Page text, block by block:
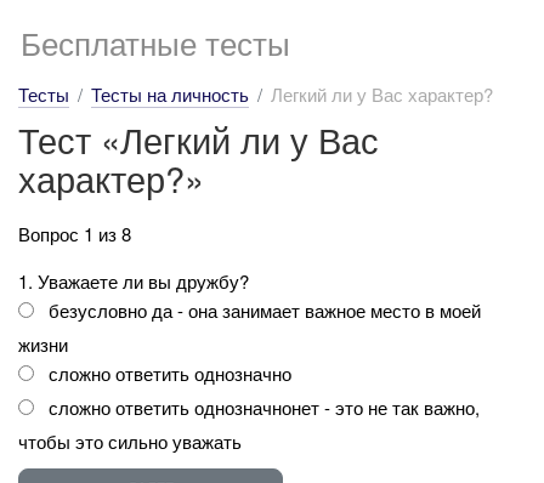
Бесплатные тесты
Тесты Тесты на личность Легкий ли у Вас характер?
Тест «Легкий ли у Вас
характер?»
Вопрос 1 из 8
1. Уважаете ли вы дружбу?
безусловно да - она занимает важное место в моей
жизни
сложно ответить однозначно
сложно ответить однозначнонет - это не так важно,
чтобы это сильно уважать